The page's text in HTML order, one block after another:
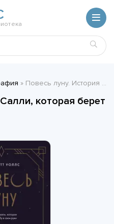
» Повесь луну. История Салли, которая берет судьбу в свои руки - Джаннетт Уоллс
которая берет